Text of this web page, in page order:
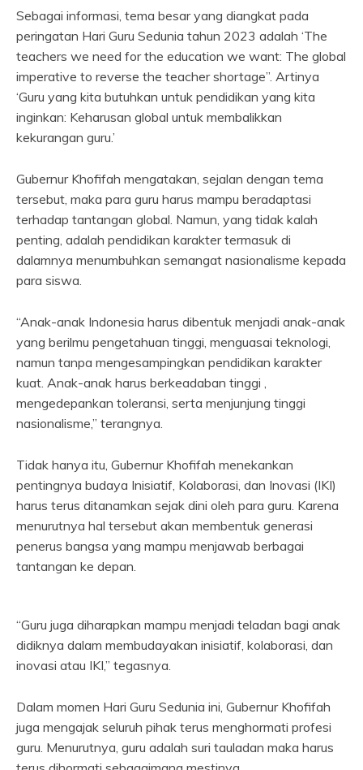
Sebagai informasi, tema besar yang diangkat pada
peringatan Hari Guru Sedunia tahun 2023 adalah ‘The
teachers we need for the education we want: The global
imperative to reverse the teacher shortage”. Artinya
‘Guru yang kita butuhkan untuk pendidikan yang kita
inginkan: Keharusan global untuk membalikkan
kekurangan guru.’
Gubernur Khofifah mengatakan, sejalan dengan tema
tersebut, maka para guru harus mampu beradaptasi
terhadap tantangan global. Namun, yang tidak kalah
penting, adalah pendidikan karakter termasuk di
dalamnya menumbuhkan semangat nasionalisme kepada
para siswa.
“Anak-anak Indonesia harus dibentuk menjadi anak-anak
yang berilmu pengetahuan tinggi, menguasai teknologi,
namun tanpa mengesampingkan pendidikan karakter
kuat. Anak-anak harus berkeadaban tinggi ,
mengedepankan toleransi, serta menjunjung tinggi
nasionalisme,” terangnya.
Tidak hanya itu, Gubernur Khofifah menekankan
pentingnya budaya Inisiatif, Kolaborasi, dan Inovasi (IKI)
harus terus ditanamkan sejak dini oleh para guru. Karena
menurutnya hal tersebut akan membentuk generasi
penerus bangsa yang mampu menjawab berbagai
tantangan ke depan.
“Guru juga diharapkan mampu menjadi teladan bagi anak
didiknya dalam membudayakan inisiatif, kolaborasi, dan
inovasi atau IKI,” tegasnya.
Dalam momen Hari Guru Sedunia ini, Gubernur Khofifah
juga mengajak seluruh pihak terus menghormati profesi
guru. Menurutnya, guru adalah suri tauladan maka harus